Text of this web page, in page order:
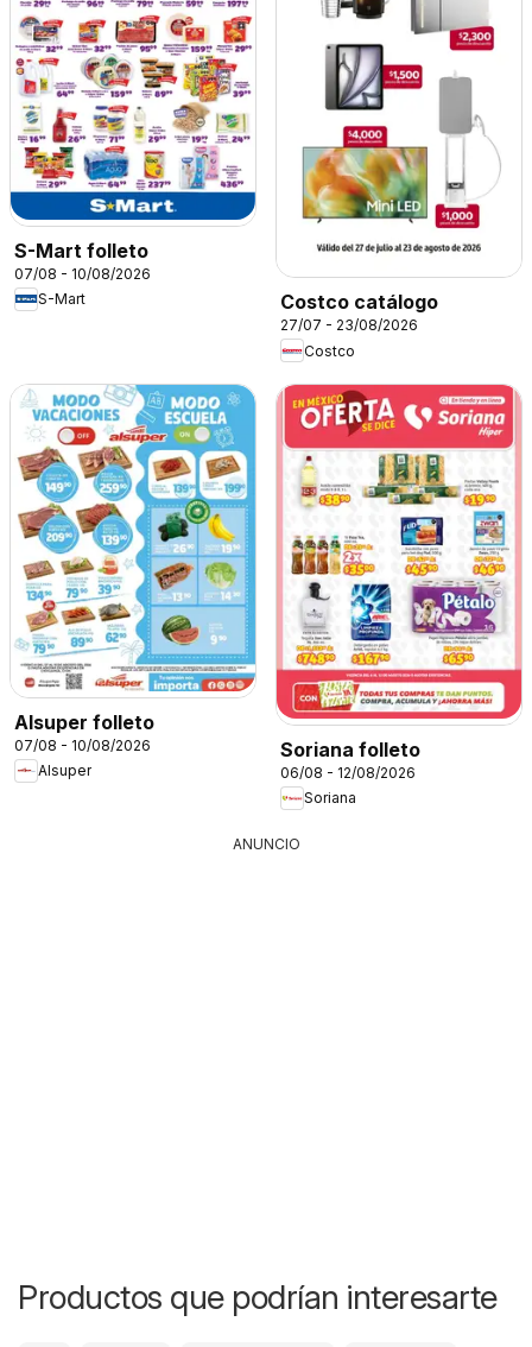
S-Mart folleto
07/08 - 10/08/2026
S-Mart
Costco catálogo
27/07 - 23/08/2026
Costco
Alsuper folleto
07/08 - 10/08/2026
Alsuper
Soriana folleto
06/08 - 12/08/2026
Soriana
ANUNCIO
Productos que podrían interesarte